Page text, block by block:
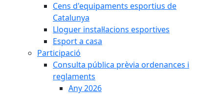
Cens d'equipaments esportius de
Catalunya
Lloguer instal·lacions esportives
Esport a casa
Participació
Consulta pública prèvia ordenances i
reglaments
Any 2026